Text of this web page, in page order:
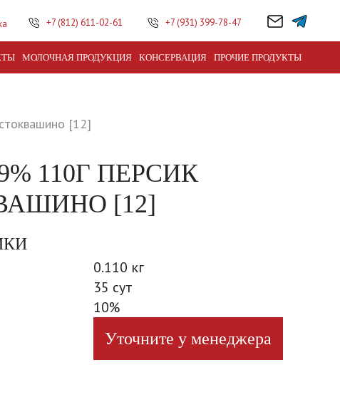
+7 (812) 611-02-61 +7 (931) 399-78-47
МОЛОЧНАЯ ПРОДУКЦИЯ КОНСЕРВАЦИЯ ПРОЧИЕ ПРОДУКТЫ
[12]
110Г ПЕРСИК
[12]
0.110 кг
35 сут
10%
Уточните у менеджера